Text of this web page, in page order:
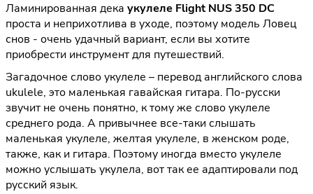
Ламинированная дека укулеле Flight NUS 350 DC
проста и неприхотлива в уходе, поэтому модель Ловец
снов - очень удачный вариант, если вы хотите
приобрести инструмент для путешествий.
Загадочное слово укулеле – перевод английского слова
ukulele, это маленькая гавайская гитара. По-русски
звучит не очень понятно, к тому же слово укулеле
среднего рода. А привычнее все-таки слышать
маленькая укулеле, желтая укулеле, в женском роде,
также, как и гитара. Поэтому иногда вместо укулеле
можно услышать укулела, вот так ее адаптировали под
русский язык.